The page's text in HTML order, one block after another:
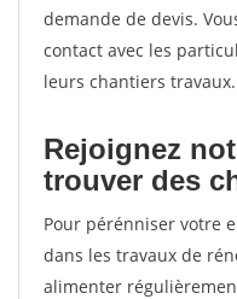
demande de devis.
contact avec les
leurs chantiers travaux.
Rejoignez
trouver des
Pour pérénniser votre
dans les travaux de
alimenter